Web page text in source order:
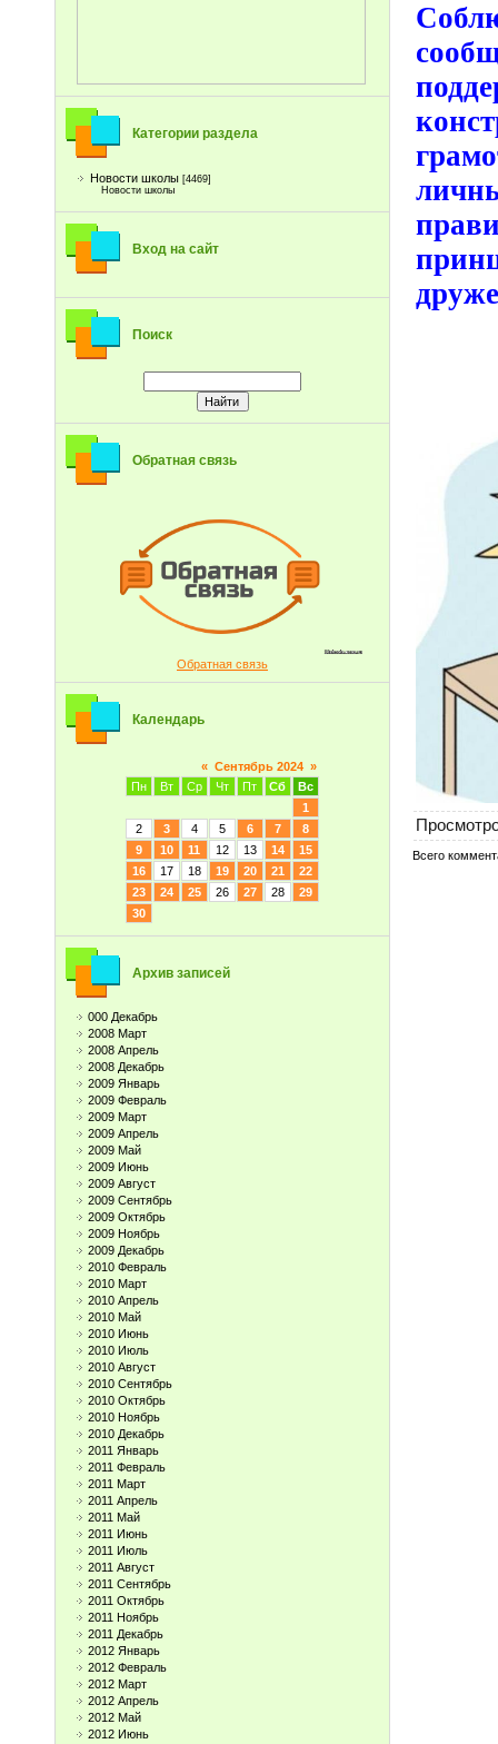
Категории раздела
Новости школы [4469]
Новости школы
Вход на сайт
Поиск
Обратная связь
Обратная связь
Календарь
« Сентябрь 2024 »
Пн
Вт Ср Чт Пт Сб
Вс
1
2
3 4 5 6 7
8
9
10 11 12 13 14
15
16
17 18 19 20 21
22
23
24 25 26 27 28
29
30
Архив записей
000 Декабрь
2008 Март
2008 Апрель
2008 Декабрь
2009 Январь
2009 Февраль
2009 Март
2009 Апрель
2009 Май
2009 Июнь
2009 Август
2009 Сентябрь
2009 Октябрь
2009 Ноябрь
2009 Декабрь
2010 Февраль
2010 Март
2010 Апрель
2010 Май
2010 Июнь
2010 Июль
2010 Август
2010 Сентябрь
2010 Октябрь
2010 Ноябрь
2010 Декабрь
2011 Январь
2011 Февраль
2011 Март
2011 Апрель
2011 Май
2011 Июнь
2011 Июль
2011 Август
2011 Сентябрь
2011 Октябрь
2011 Ноябрь
2011 Декабрь
2012 Январь
2012 Февраль
2012 Март
2012 Апрель
2012 Май
2012 Июнь
Всего